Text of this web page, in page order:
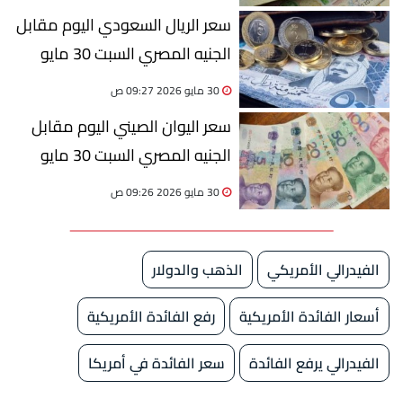
سعر الريال السعودي اليوم مقابل
الجنيه المصري السبت 30 مايو
2026 مع عطلة عيد الأضحى
30 مايو 2026 09:27 ص
سعر اليوان الصيني اليوم مقابل
الجنيه المصري السبت 30 مايو
2026 خلال عطلة عيد الأضحى
30 مايو 2026 09:26 ص
الفيدرالي الأمريكي
الذهب والدولار
أسعار الفائدة الأمريكية
رفع الفائدة الأمريكية
الفيدرالي يرفع الفائدة
سعر الفائدة في أمريكا